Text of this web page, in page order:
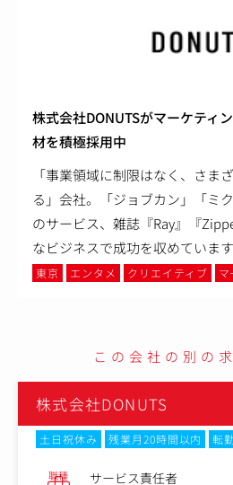
株式会社DONUTSがマーケティ
材を積極採用中
「事業領域に制限はなく、さま
る」会社。「ジョブカン」「ミ
のサービス、雑誌『Ray』『
なビジネスで成功を収めています
東京 エンタメ クリエイティブ
この会社の別の
株式会社DONUTS
土日祝休み 残業月20時間以内
転
職種 サービス責任者